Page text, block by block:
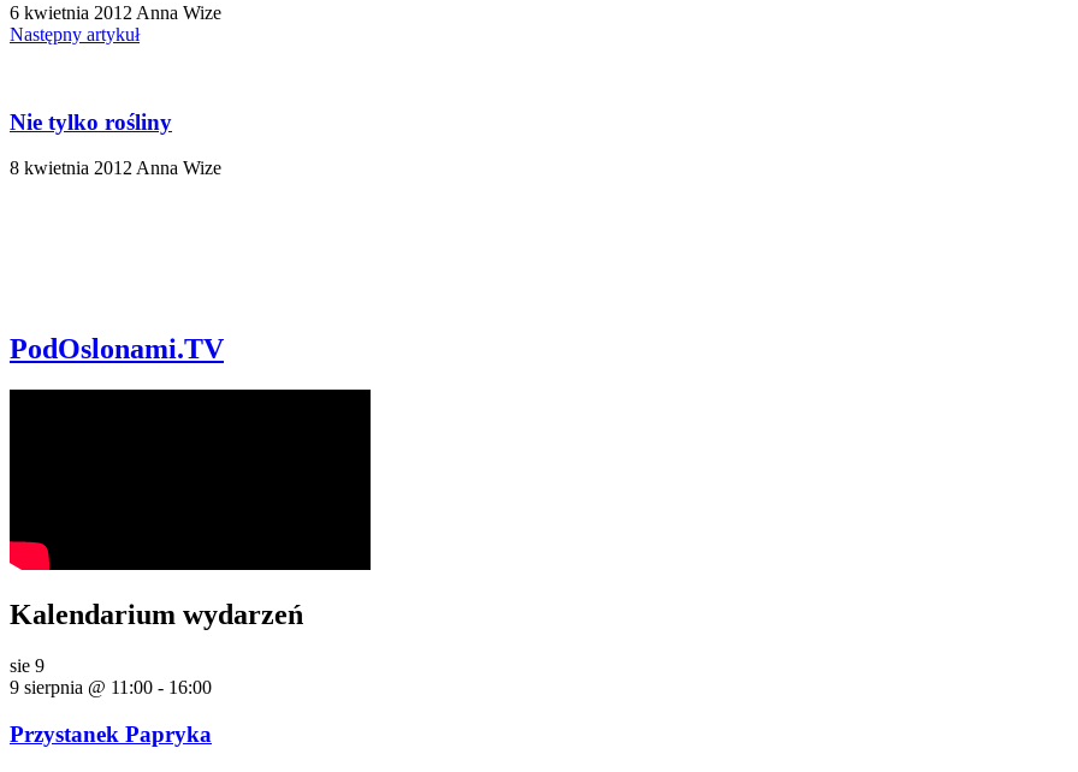
6 kwietnia 2012 Anna Wize
Następny artykuł
Nie tylko rośliny
8 kwietnia 2012 Anna Wize
PodOslonami.TV
Kalendarium wydarzeń
sie 9
9 sierpnia @ 11:00 - 16:00
Przystanek Papryka